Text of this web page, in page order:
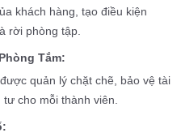
khách hàng, tạo điều kiện
rời phòng tập.
Tắm:
quản lý chặt chẽ, bảo vệ tài
cho mỗi thành viên.